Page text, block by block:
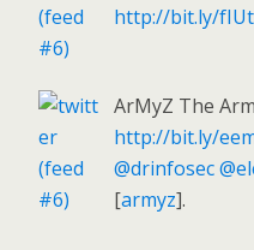
http://bit.ly/
ArMyZ The
http://bit.ly/
@drinfosec
[armyz].